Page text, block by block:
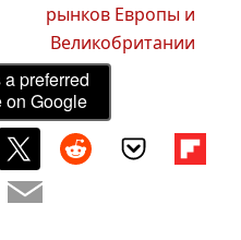
рынков Европы и
Великобритании
preferred
on Google